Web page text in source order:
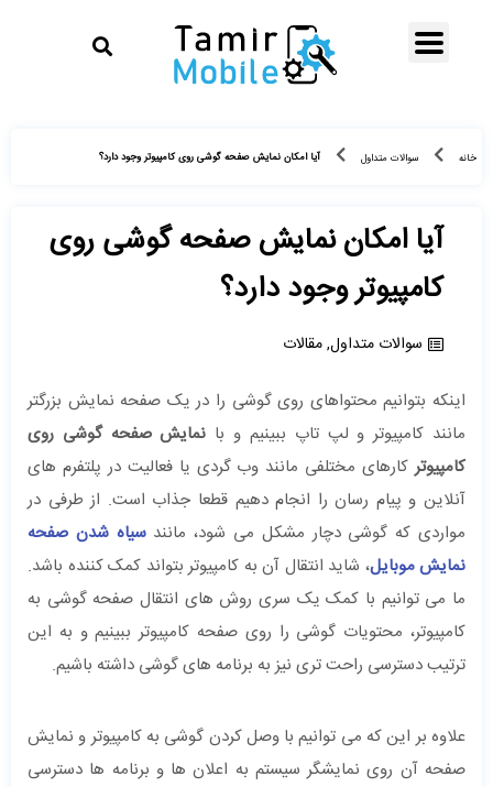
خانه سوالات متداول آیا امکان نمایش صفحه گوشی روی کامپیوتر وجود دارد؟
آیا امکان نمایش صفحه گوشی روی
کامپیوتر وجود دارد؟
سوالات متداول,مقالات
اینکه بتوانیم محتواهای روی گوشی را در یک صفحه نمایش بزرگتر
مانند کامپیوتر و لپ تاپ ببینیم و با نمایش صفحه گوشی روی
کامپیوترکارهای مختلفی مانند وب گردی یا فعالیت در پلتفرم های
آنلاین و پیام رسان را انجام دهیم قطعا جذاب است. از طرفی در
مواردی که گوشی دچار مشکل می شود، مانندسیاه شدن صفحه
نمایش موبایل، شاید انتقال آن به کامپیوتر بتواند کمک کننده باشد.
ما می توانیم با کمک یک سری روش های انتقال صفحه گوشی به
کامپیوتر، محتویات گوشی را روی صفحه کامپیوتر ببینیم و به این
ترتیب دسترسی راحت تری نیز به برنامه های گوشی داشته باشیم.
علاوه بر این که می توانیم با وصل کردن گوشی به کامپیوتر و نمایش
صفحه آن روی نمایشگر سیستم به اعلان ها و برنامه ها دسترسی